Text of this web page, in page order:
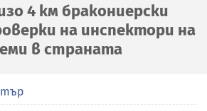
4 км бракониерски
на инспектори на
в страната